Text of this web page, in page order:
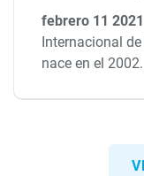
febrero 11
Internacional
nace en el